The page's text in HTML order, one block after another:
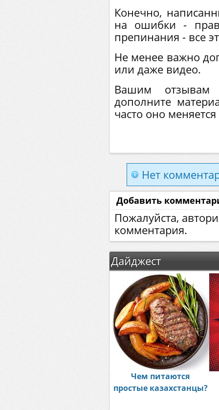
Конечно,
на ошибки -
препинания - все
Не менее важно
или даже видео.
Вашим
дополните
часто оно
Нет
Добавить
Пожалуйста,
комментария.
Дайджест
Чем питаются
простые казахстанцы?